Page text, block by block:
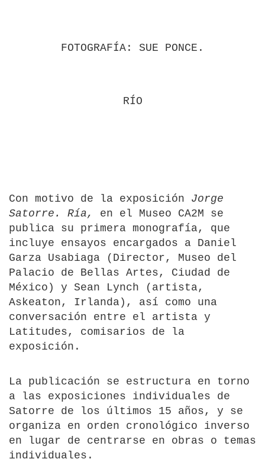
FOTOGRAFÍA: SUE PONCE.
RÍO
Con motivo de la exposición Jorge
Satorre. Ría, en el Museo CA2M se
publica su primera monografía, que
incluye ensayos encargados a Daniel
Garza Usabiaga (Director, Museo del
Palacio de Bellas Artes, Ciudad de
México) y Sean Lynch (artista,
Askeaton, Irlanda), así como una
conversación entre el artista y
Latitudes, comisarios de la
exposición.
La publicación se estructura en torno
a las exposiciones individuales de
Satorre de los últimos 15 años, y se
organiza en orden cronológico inverso
en lugar de centrarse en obras o temas
individuales.